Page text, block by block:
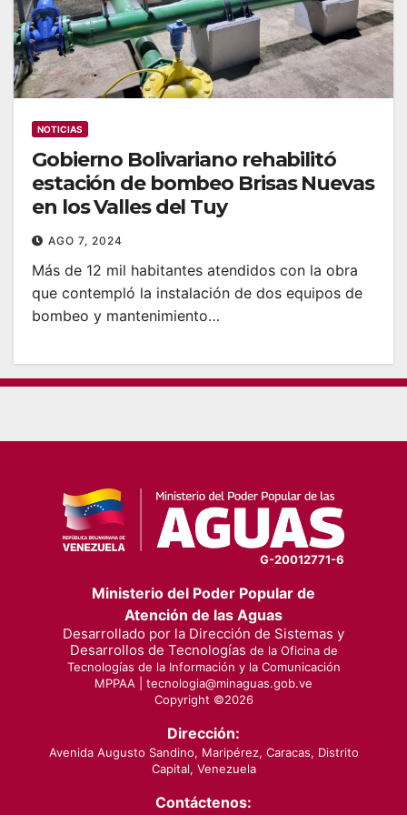
NOTICIAS
Gobierno Bolivariano rehabilitó
estación de bombeo Brisas Nuevas
en los Valles del Tuy
AGO 7, 2024
Más de 12 mil habitantes atendidos con la obra
que contempló la instalación de dos equipos de
bombeo y mantenimiento…
G-20012771-6
Ministerio del Poder Popular de
Atención de las Aguas
Desarrollado por la Dirección de Sistemas y
Desarrollos de Tecnologías de la Oficina de
Tecnologías de la Información y la Comunicación
MPPAA | tecnologia@minaguas.gob.ve
Copyright ©2026
Dirección:
Avenida Augusto Sandino, Maripérez, Caracas, Distrito
Capital, Venezuela
Contáctenos: